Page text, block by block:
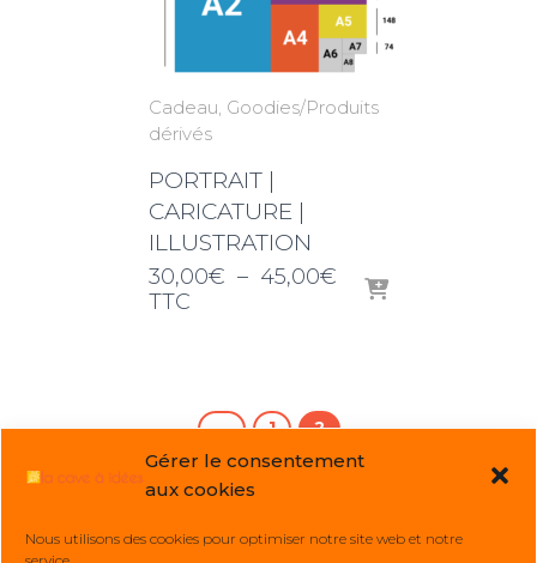
Gérer le consentement
aux cookies
Nous utilisons des cookies pour optimiser notre site web et notre
Cadeau Goodies/Produits
dérivés
PORTRAIT |
CARICATURE |
ILLUSTRATION
30,00€ – 45,00€ Plage
TTC
← 1 2